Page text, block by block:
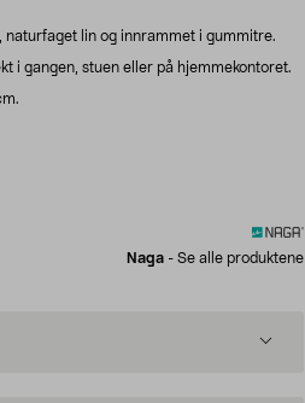
naturfaget lin og innrammet i gummitre.
i gangen, stuen eller på hjemmekontoret.
Naga - Se alle produktene